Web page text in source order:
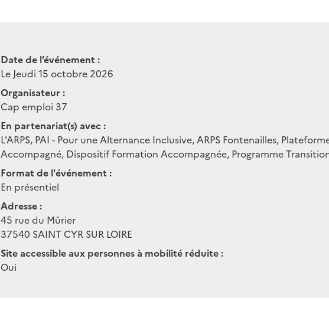
Date de l’événement :
Le Jeudi 15 octobre 2026
Organisateur :
Cap emploi 37
En partenariat(s) avec :
L'ARPS, PAI - Pour une Alternance Inclusive, ARPS Fontenailles,
Accompagné, Dispositif Formation Accompagnée, Programme
Format de l'événement :
En présentiel
Adresse :
45 rue du Mûrier
37540 SAINT CYR SUR LOIRE
Site accessible aux personnes à mobilité réduite :
Oui